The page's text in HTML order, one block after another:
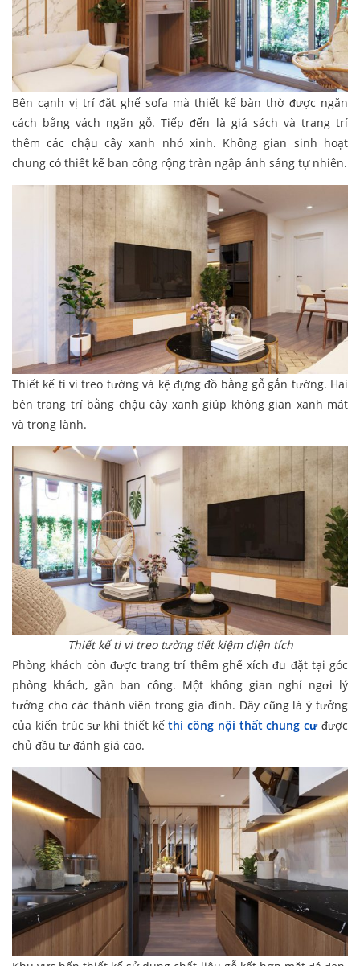
Bên cạnh vị trí đặt ghế sofa mà thiết kế bàn thờ được ngăn
cách bằng vách ngăn gỗ. Tiếp đến là giá sách và trang trí
thêm các chậu cây xanh nhỏ xinh. Không gian sinh hoạt
chung có thiết kế ban công rộng tràn ngập ánh sáng tự nhiên.
Thiết kế ti vi treo tường và kệ đựng đồ bằng gỗ gắn tường. Hai
bên trang trí bằng chậu cây xanh giúp không gian xanh mát
và trong lành.
Thiết kế ti vi treo tường tiết kiệm diện tích
Phòng khách còn được trang trí thêm ghế xích đu đặt tại góc
phòng khách, gần ban công. Một không gian nghỉ ngơi lý
tưởng cho các thành viên trong gia đình. Đây cũng là ý tưởng
của kiến trúc sư khi thiết kếthi công nội thất chung cưđược
chủ đầu tư đánh giá cao.